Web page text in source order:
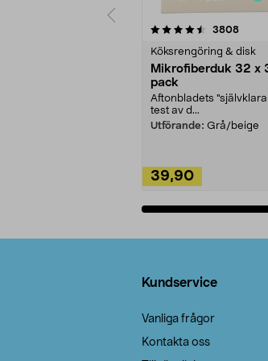
3808
Köksrengöring & disk
Mikrofiberduk 32 x
pack
Aftonbladets "självklara
test av d...
Utförande: Grå/beige
39,90
4.0av 5
Kundservice
Vanliga frågor
Kontakta oss